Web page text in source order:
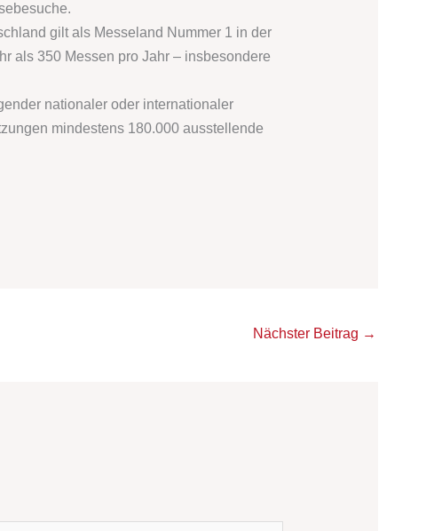
gilt als Messeland Nummer 1 in der
als 350 Messen pro Jahr – insbesondere
nationaler oder internationaler
mindestens 180.000 ausstellende
Nächster Beitrag →